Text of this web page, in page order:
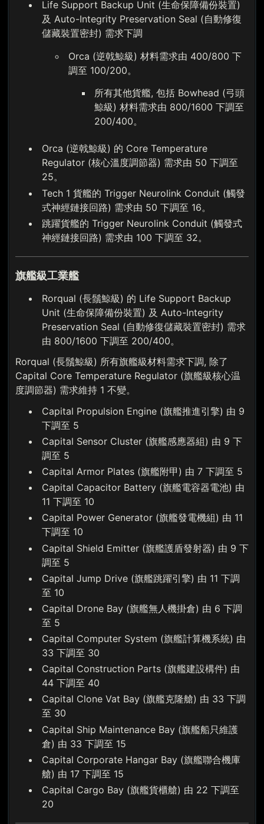
Life Support Backup Unit (生命保障備份裝置)
及 Auto-Integrity Preservation Seal (自動修復
儲藏裝置密封) 需求下調
Orca (逆戟鯨級) 材料需求由 400/800 下
調至 100/200。
所有其他貨艦, 包括 Bowhead (弓頭
鯨級) 材料需求由 800/1600 下調至
200/400。
Orca (逆戟鯨級) 的 Core Temperature
Regulator (核心溫度調節器) 需求由 50 下調至
25。
Tech 1 貨艦的 Trigger Neurolink Conduit (觸發
式神經鏈接回路) 需求由 50 下調至 16。
跳躍貨艦的 Trigger Neurolink Conduit (觸發式
神經鏈接回路) 需求由 100 下調至 32。
旗艦級工業艦
Rorqual (長鬚鯨級) 的 Life Support Backup
Unit (生命保障備份裝置) 及 Auto-Integrity
Preservation Seal (自動修復儲藏裝置密封) 需求
由 800/1600 下調至 200/400。
Rorqual (長鬚鯨級) 所有旗艦級材料需求下調, 除了
Capital Core Temperature Regulator (旗艦級核心温
度調節器) 需求維持 1 不變。
Capital Propulsion Engine (旗艦推進引擎) 由 9
下調至 5
Capital Sensor Cluster (旗艦感應器組) 由 9 下
調至 5
Capital Armor Plates (旗艦附甲) 由 7 下調至 5
Capital Capacitor Battery (旗艦電容器電池) 由
11 下調至 10
Capital Power Generator (旗艦發電機組) 由 11
下調至 10
Capital Shield Emitter (旗艦護盾發射器) 由 9 下
調至 5
Capital Jump Drive (旗艦跳躍引擎) 由 11 下調
至 10
Capital Drone Bay (旗艦無人機掛倉) 由 6 下調
至 5
Capital Computer System (旗艦計算機系統) 由
33 下調至 30
Capital Construction Parts (旗艦建設構件) 由
44 下調至 40
Capital Clone Vat Bay (旗艦克隆艙) 由 33 下調
至 30
Capital Ship Maintenance Bay (旗艦船只維護
倉) 由 33 下調至 15
Capital Corporate Hangar Bay (旗艦聯合機庫
艙) 由 17 下調至 15
Capital Cargo Bay (旗艦貨櫃艙) 由 22 下調至
20